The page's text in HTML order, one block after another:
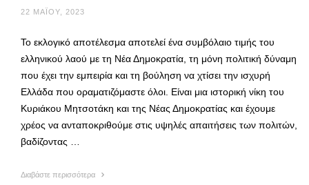
22 ΜΑΪ́ΟΥ, 2023
Το εκλογικό αποτέλεσμα αποτελεί ένα συμβόλαιο τιμής του
ελληνικού λαού με τη Νέα Δημοκρατία, τη μόνη πολιτική δύναμη
που έχει την εμπειρία και τη βούληση να χτίσει την ισχυρή
Ελλάδα που οραματιζόμαστε όλοι. Είναι μια ιστορική νίκη του
Κυριάκου Μητσοτάκη και της Νέας Δημοκρατίας και έχουμε
χρέος να ανταποκριθούμε στις υψηλές απαιτήσεις των πολιτών,
βαδίζοντας …
Διαβάστε περισσότερα